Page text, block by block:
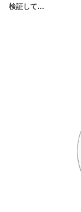
検証して…